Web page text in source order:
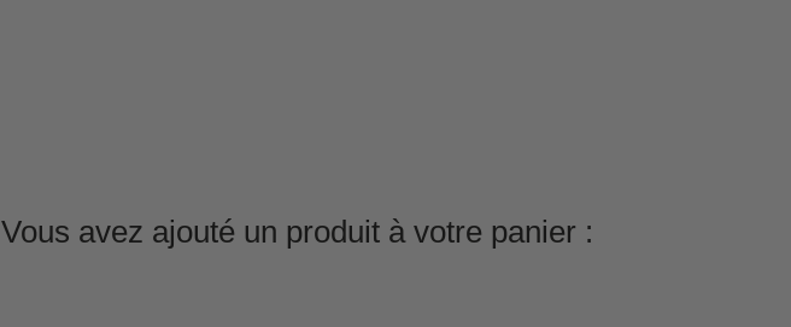
Vous avez ajouté un produit à votre panier :